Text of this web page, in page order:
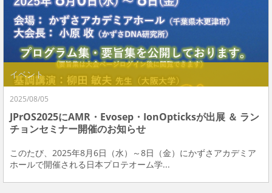
イベント
2025/08/05
JPrOS2025にAMR・Evosep・IonOpticksが出展 ＆ ラン
チョンセミナー開催のお知らせ
このたび、2025年8月6日（水）～8日（金）にかずさアカデミア
ホールで開催される日本プロテオーム学...